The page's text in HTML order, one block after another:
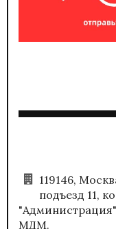
119146,
подъезд 11,
МДМ.